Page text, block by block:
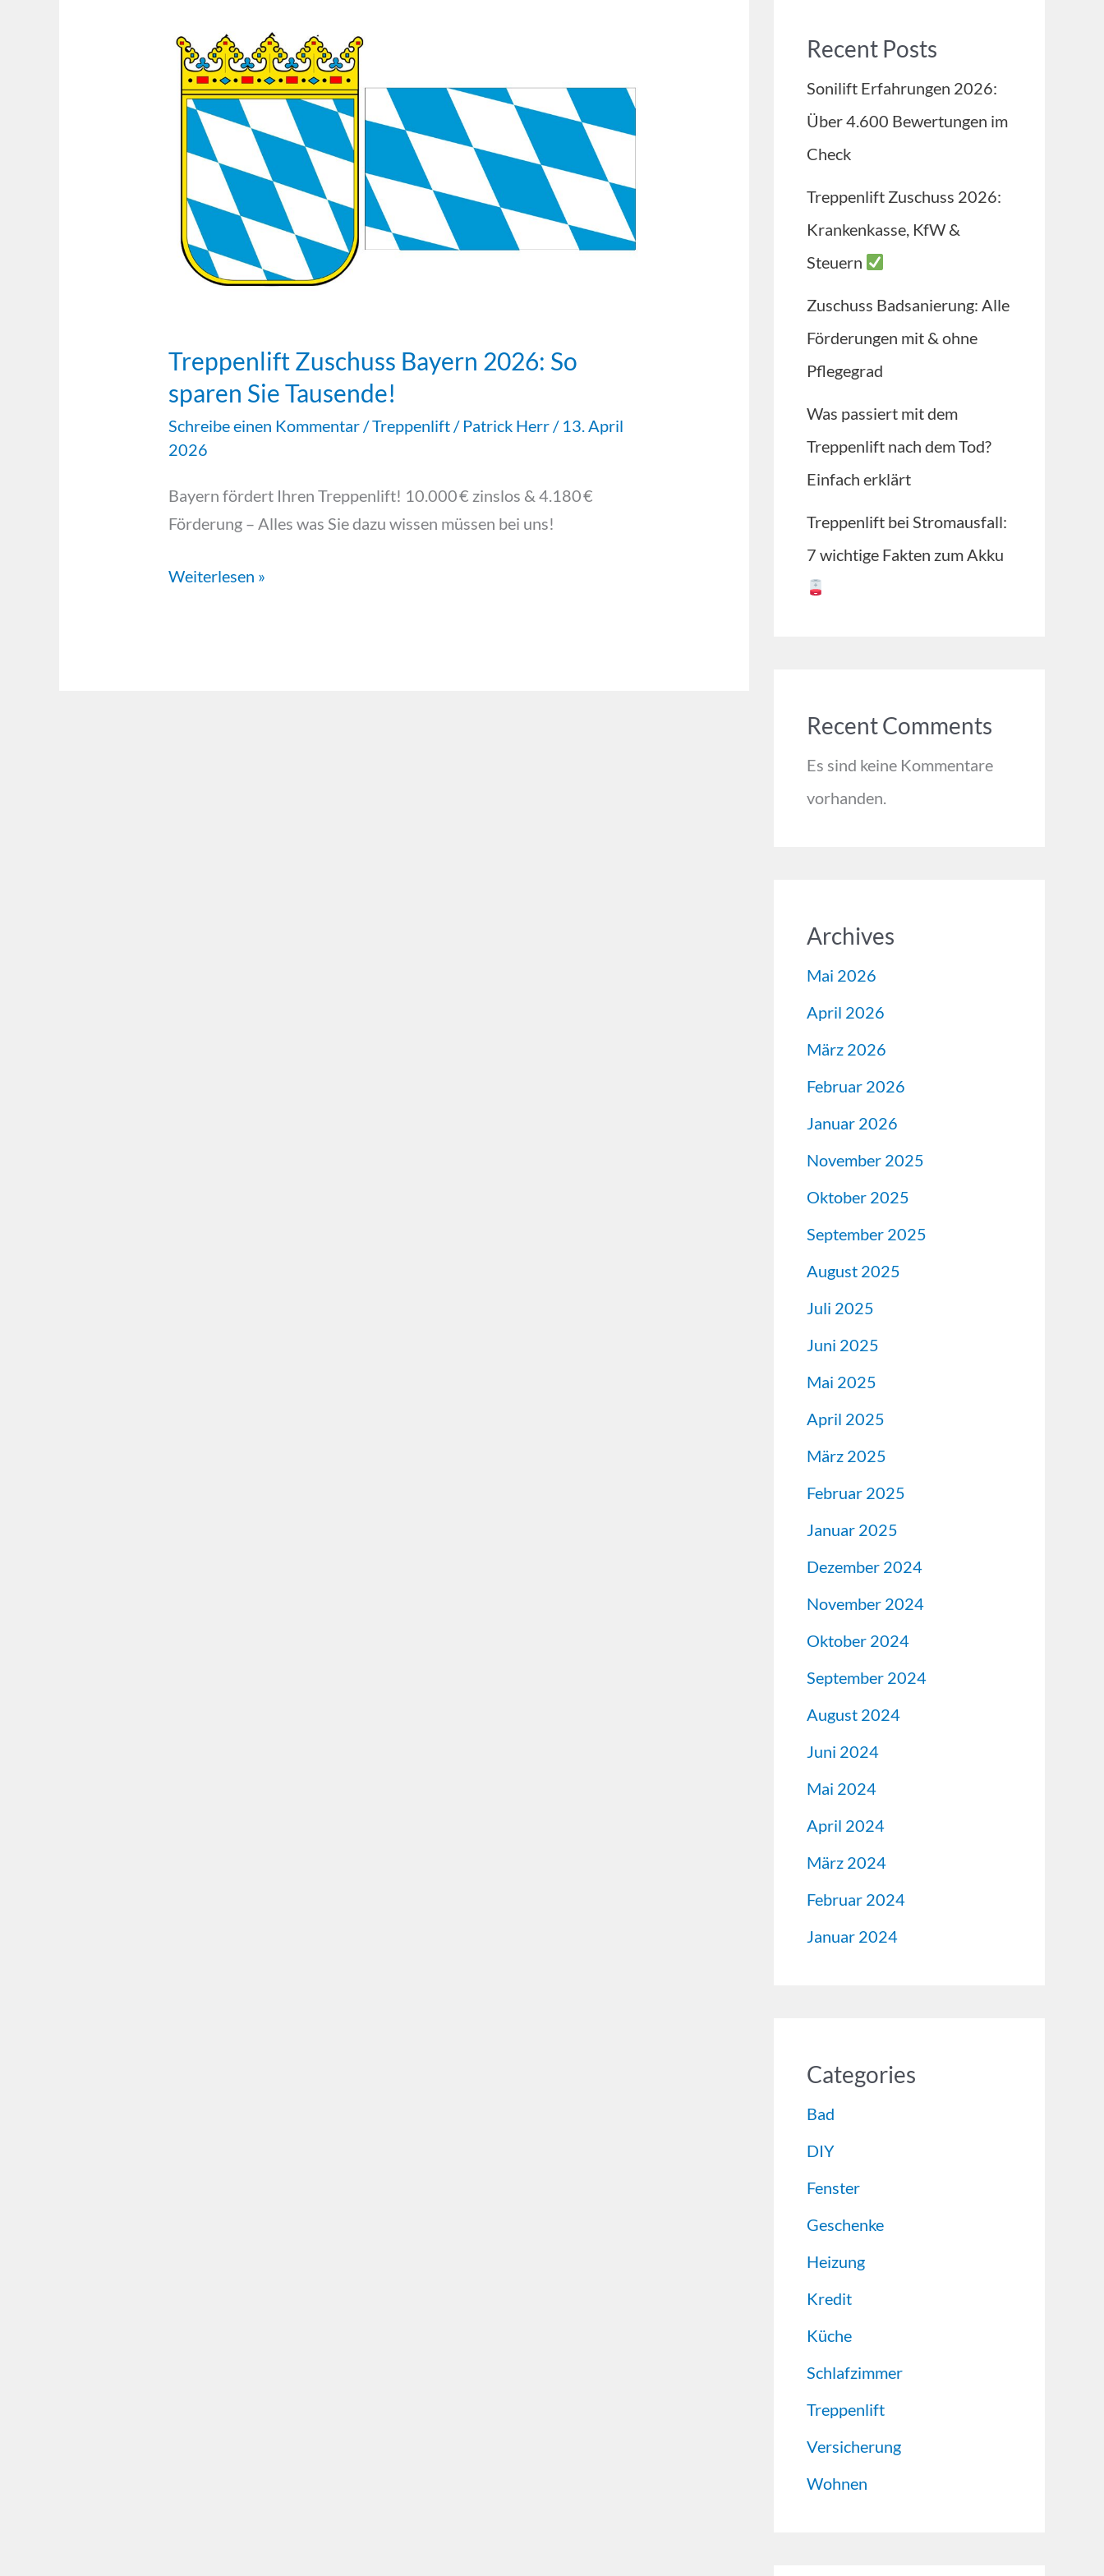
Treppenlift Zuschuss Bayern 2026: So
sparen Sie Tausende!
Schreibe einen Kommentar/Treppenlift/ Patrick Herr/ 13. April
2026
Bayern fördert Ihren Treppenlift! 10.000 € zinslos & 4.180 €
Förderung – Alles was Sie dazu wissen müssen bei uns!
Zuschuss
Bayern
2026:
sparen
Tausende!
Weiterlesen »
Recent Posts
Sonilift Erfahrungen 2026:
Über 4.600 Bewertungen im
Check
Treppenlift Zuschuss 2026:
Krankenkasse, KfW &
Steuern
Zuschuss Badsanierung: Alle
Förderungen mit & ohne
Pflegegrad
Was passiert mit dem
Treppenlift nach dem Tod?
Einfach erklärt
Treppenlift bei Stromausfall:
7 wichtige Fakten zum Akku
Recent Comments
Es sind keine Kommentare
vorhanden.
Archives
Mai 2026
April 2026
März 2026
Februar 2026
Januar 2026
November 2025
Oktober 2025
September 2025
August 2025
Juli 2025
Juni 2025
Mai 2025
April 2025
März 2025
Februar 2025
Januar 2025
Dezember 2024
November 2024
Oktober 2024
September 2024
August 2024
Juni 2024
Mai 2024
April 2024
März 2024
Februar 2024
Januar 2024
Categories
Bad
DIY
Fenster
Geschenke
Heizung
Kredit
Küche
Schlafzimmer
Treppenlift
Versicherung
Wohnen